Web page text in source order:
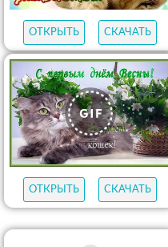
ОТКРЫТЬ СКАЧАТЬ
ОТКРЫТЬ СКАЧАТЬ